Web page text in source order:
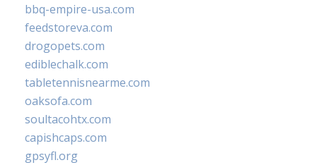
bbq-empire-usa.com
feedstoreva.com
drogopets.com
ediblechalk.com
tabletennisnearme.com
oaksofa.com
soultacohtx.com
capishcaps.com
gpsyfl.org